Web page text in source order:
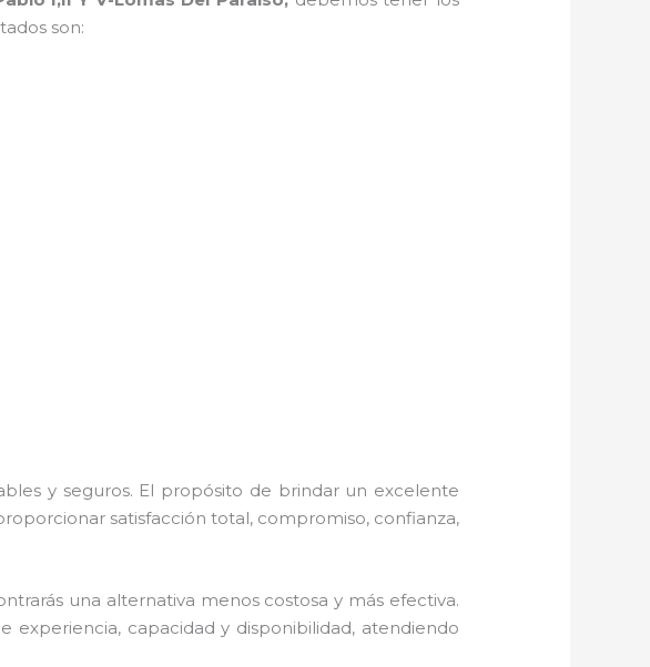
son:
y seguros. El propósito de brindar un excelente
satisfacción total, compromiso, confianza,
una alternativa menos costosa y más efectiva.
experiencia, capacidad y disponibilidad, atendiendo